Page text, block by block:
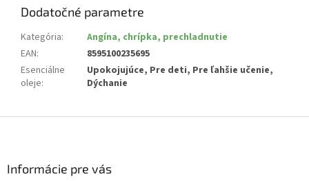
Dodatočné parametre
Kategória:
Angína, chrípka, prechladnutie
EAN:
8595100235695
Esenciálne
oleje:
Upokojujúce, Pre deti, Pre ľahšie učenie,
Dýchanie
Informácie pre vás